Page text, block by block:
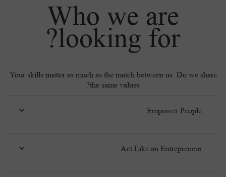
Who we are
looking for?
Your skills matter as much as the match between us. Do we share
the same values?
Empower People
people and provide feedback, collaborate and exchange best
Act Like an Entrepreneur